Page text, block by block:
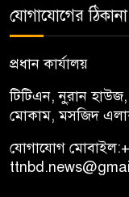
যোগাযোগের ঠিকানা
প্রধান কার্যালয়
টিটিএন, নু্রান
মোকাম, মসজিদ
যোগাযোগ মোবাইল: